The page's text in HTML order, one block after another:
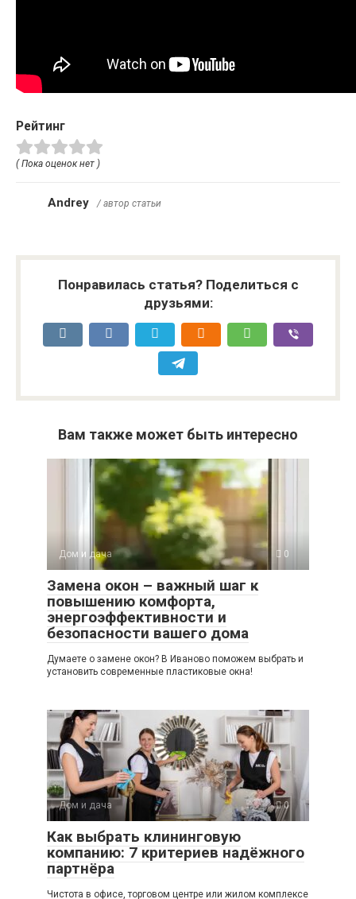
Рейтинг
( Пока оценок нет )
Andrey / автор статьи
Понравилась статья? Поделиться с
друзьями:
Вам также может быть интересно
Дом и дача 0
Замена окон – важный шаг к
повышению комфорта,
энергоэффективности и
безопасности вашего дома
Думаете о замене окон? В Иваново поможем выбрать и
установить современные пластиковые окна!
Дом и дача 0
Как выбрать клининговую
компанию: 7 критериев надёжного
партнёра
Чистота в офисе, торговом центре или жилом комплексе